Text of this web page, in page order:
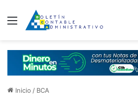
Menú
Inicio / BCA